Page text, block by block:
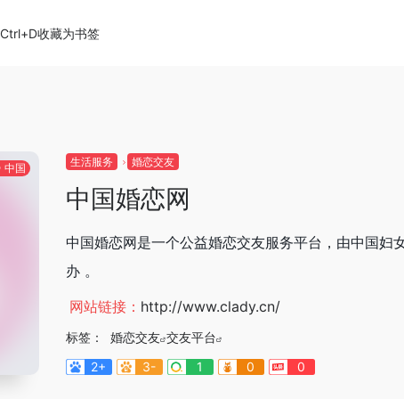
Ctrl+D收藏为书签
中国 生活服务 婚恋交友
中国婚恋网
中国婚恋网是一个公益婚恋交友服务平台，由中国妇
办 。
网站链接： http://www.clady.cn/
标签： 婚恋交友 交友平台
2+
3- 1 0 0